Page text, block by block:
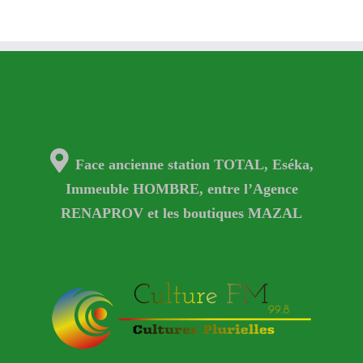
Face ancienne station TOTAL, Eséka,
Immeuble HOMBRE, entre l’Agence
RENAPROV et les boutiques MAZAL